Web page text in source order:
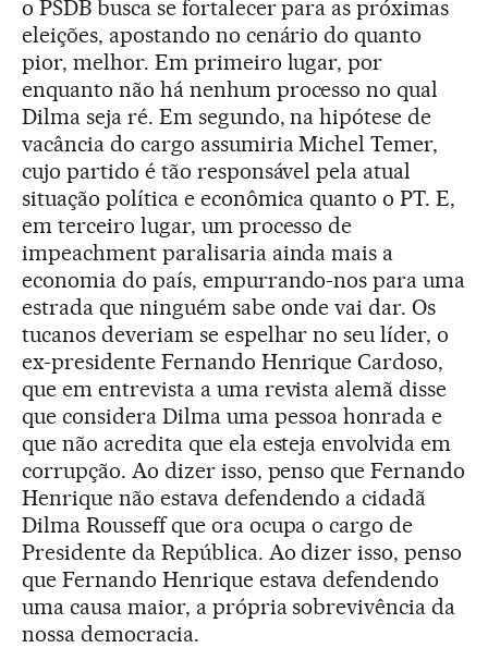
o PSDB busca se fortalecer para as próximas
eleições, apostando no cenário do quanto
pior, melhor. Em primeiro lugar, por
enquanto não há nenhum processo no qual
Dilma seja ré. Em segundo, na hipótese de
vacância do cargo assumiria Michel Temer,
cujo partido é tão responsável pela atual
situação política e econômica quanto o PT. E,
em terceiro lugar, um processo de
impeachment paralisaria ainda mais a
economia do país, empurrando-nos para uma
estrada que ninguém sabe onde vai dar. Os
tucanos deveriam se espelhar no seu líder, o
ex-presidente Fernando Henrique Cardoso,
que em entrevista a uma revista alemã disse
que considera Dilma uma pessoa honrada e
que não acredita que ela esteja envolvida em
corrupção. Ao dizer isso, penso que Fernando
Henrique não estava defendendo a cidadã
Dilma Rousseff que ora ocupa o cargo de
Presidente da República. Ao dizer isso, penso
que Fernando Henrique estava defendendo
uma causa maior, a própria sobrevivência da
nossa democracia.